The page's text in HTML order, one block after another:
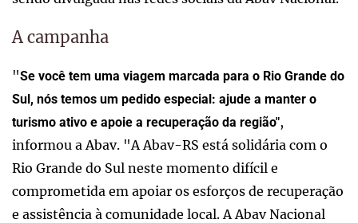
A campanha
"Se você tem uma viagem marcada para o Rio Grande do
Sul, nós temos um pedido especial: ajude a manter o
turismo ativo e apoie a recuperação da região",
informou a Abav. "A Abav-RS está solidária com o
Rio Grande do Sul neste momento difícil e
comprometida em apoiar os esforços de recuperação
e assistência à comunidade local. A Abav Nacional